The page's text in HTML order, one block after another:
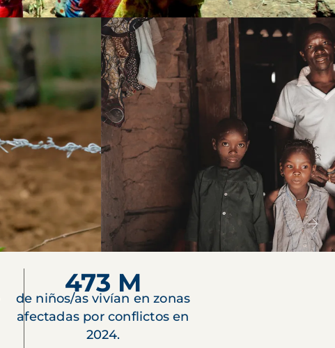
473 M
de niños/as vivían en zonas
afectadas por conflictos en
2024.